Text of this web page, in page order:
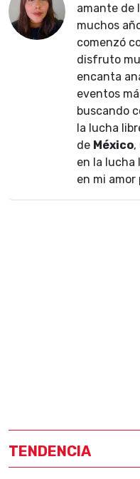
amante de
muchos
comenzó
disfruto
encanta
eventos
buscando
la lucha
de México,
en la lucha
en mi amor
TENDENCIA